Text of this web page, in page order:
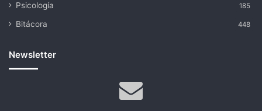
Psicología 185
Bitácora 448
Newsletter